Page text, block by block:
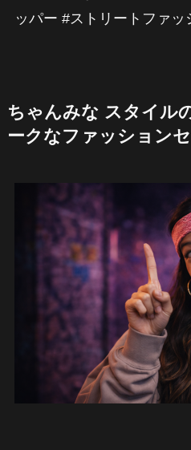
ッパー #ストリートファ
ちゃんみな スタイル
ークなファッション